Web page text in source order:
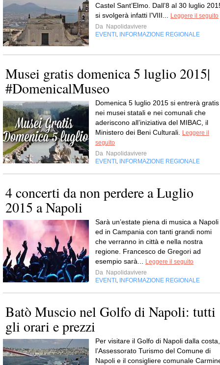
Castel Sant’Elmo. Dall’8 al 30 luglio
si svolgerà infatti l’VIII...
Leggere il seguito
Da Napolidavivere
EVENTI INFORMAZIONE REGIONALE
Musei gratis domenica 5 luglio 2015|
#DomenicalMuseo
Domenica 5 luglio 2015 si entrerà gratis
nei musei statali e nei comunali che
aderiscono all’iniziativa del MIBAC, il
Ministero dei Beni Culturali.
Leggere il
seguito
Da Napolidavivere
EVENTI INFORMAZIONE REGIONALE
4 concerti da non perdere a Luglio
2015 a Napoli
Sarà un’estate piena di musica a Napoli
ed in Campania con tanti grandi nomi
che verranno in città e nella nostra
regione. Francesco de Gregori ad
esempio sarà...
Leggere il seguito
Da Napolidavivere
EVENTI INFORMAZIONE REGIONALE
Batò Muscio nel Golfo di Napoli: tutti
gli orari e prezzi
Per visitare il Golfo di Napoli dalla costa,
l’Assessorato Turismo del Comune di
Napoli e il consigliere comunale